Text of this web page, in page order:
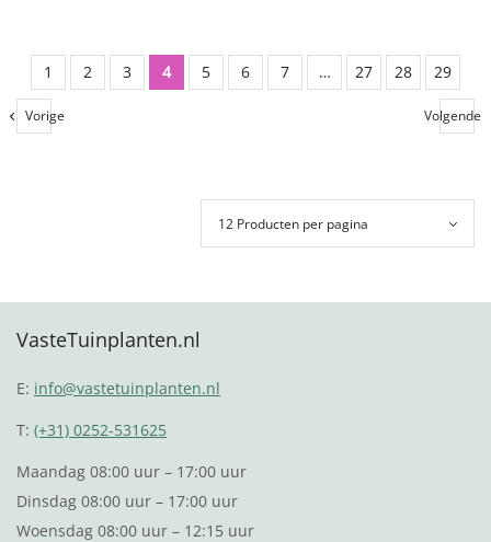
Vorige
1 2 3 4 5 6 7 … 27 28 29
Volgende
VasteTuinplanten.nl
E: info@vastetuinplanten.nl
T:(+31) 0252-531625
Maandag 08:00 uur – 17:00 uur
Dinsdag 08:00 uur – 17:00 uur
Woensdag 08:00 uur – 12:15 uur